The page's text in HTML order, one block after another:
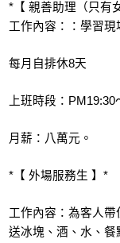
*【 親善助理（只有
工作內容：：學習
每月自排休8天
上班時段：PM19:30
月薪：八萬元。
*【 外場服務生 】*
工作內容：為客人
送冰塊、酒、水、餐